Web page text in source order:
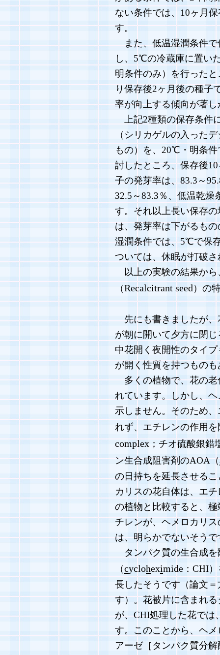
ない条件では、10ヶ月
す。
また、低温湿潤条件で
し、5℃の冷蔵庫に置い
明条件のみ）を行った
り保存後2ヶ月後の種子
率が向上する傾向が著
上記2種類の保存条件
（シリカゲルの入った
もの）を、20℃・明条
討したところ、保存後
子の発芽率は、83.3～
32.5～83.3％、低温乾燥
す。それ以上長い保存
は、発芽率は下がるも
湿潤条件では、5℃で保
ついては、休眠が打破
以上の実験の結果から
（Recalcitrant seed）の
先にも書きましたが、
が朝に開いて夕方に閉
中花開く夜開性のタイ
が開く性質を持つもの
多くの植物で、花の老
れています。しかし、
示しません。そのため
れず、エチレンの作用を
complex ；チオ硫酸銀
ン生合成阻害剤のAOA（
の日持ちを延長させる
カリスの花自体は、エ
の植物と比較すると、
チレンが、ヘメロカリ
は、明らかでないそうで
タンパク質の生合成を
（cycloheximide ：CHI
長したそうです（論文
す）。花被片に含まれ
が、CHI処理した花では
す。このことから、ヘ
アーゼ［タンパク質分